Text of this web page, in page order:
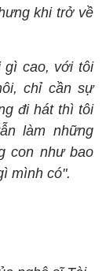
khi trở về
gì cao, với tôi
chỉ cần sự
đi hát thì tôi
làm những
con như bao
mình có".